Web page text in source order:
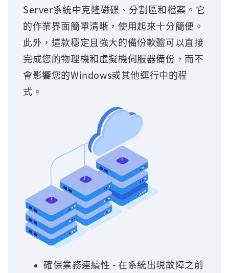
Server系統中克隆磁碟、分割區和檔案。它
的作業界面簡單清晰，使用起來十分簡便。
此外，這款穩定且強大的備份軟體可以直接
完成您的物理機和虛擬機伺服器備份，而不
會影響您的Windows或其他運行中的程
式。
確保業務連續性 - 在系統出現故障之前